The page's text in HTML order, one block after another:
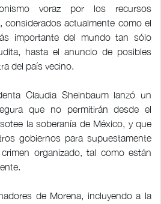
voraz por los recursos
considerados actualmente como el
importante del mundo tan sólo
hasta el anuncio de posibles
del país vecino.
Claudia Sheinbaum lanzó un
que no permitirán desde el
la soberanía de México, y que
gobiernos para supuestamente
organizado, tal como están
de Morena, incluyendo a la